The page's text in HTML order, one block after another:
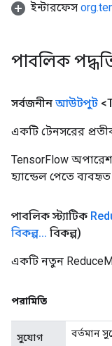
ইন্টারফেস
পাবলিক
সর্বজনীন আউটপুট
একটি টেনসরের
TensorFlow
হ্যান্ডেল পেতে
পাবলিক স্ট্যাটিক
বিকল্প... বিকল্প)
একটি নতুন
পরামিতি
সুযোগ বর্তমান